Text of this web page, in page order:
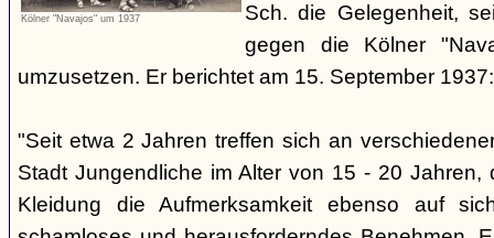
Kölner "Navajos" um 1937
Sch. die Gelegenheit,
gegen die Kölner
umzusetzen. Er berichtet am 15. September 1937:
"Seit etwa 2 Jahren treffen sich an
Stadt Jungendliche im Alter von 15 - 20 Jahren,
Kleidung die Aufmerksamkeit ebenso auf